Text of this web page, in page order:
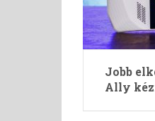
Jobb
Ally